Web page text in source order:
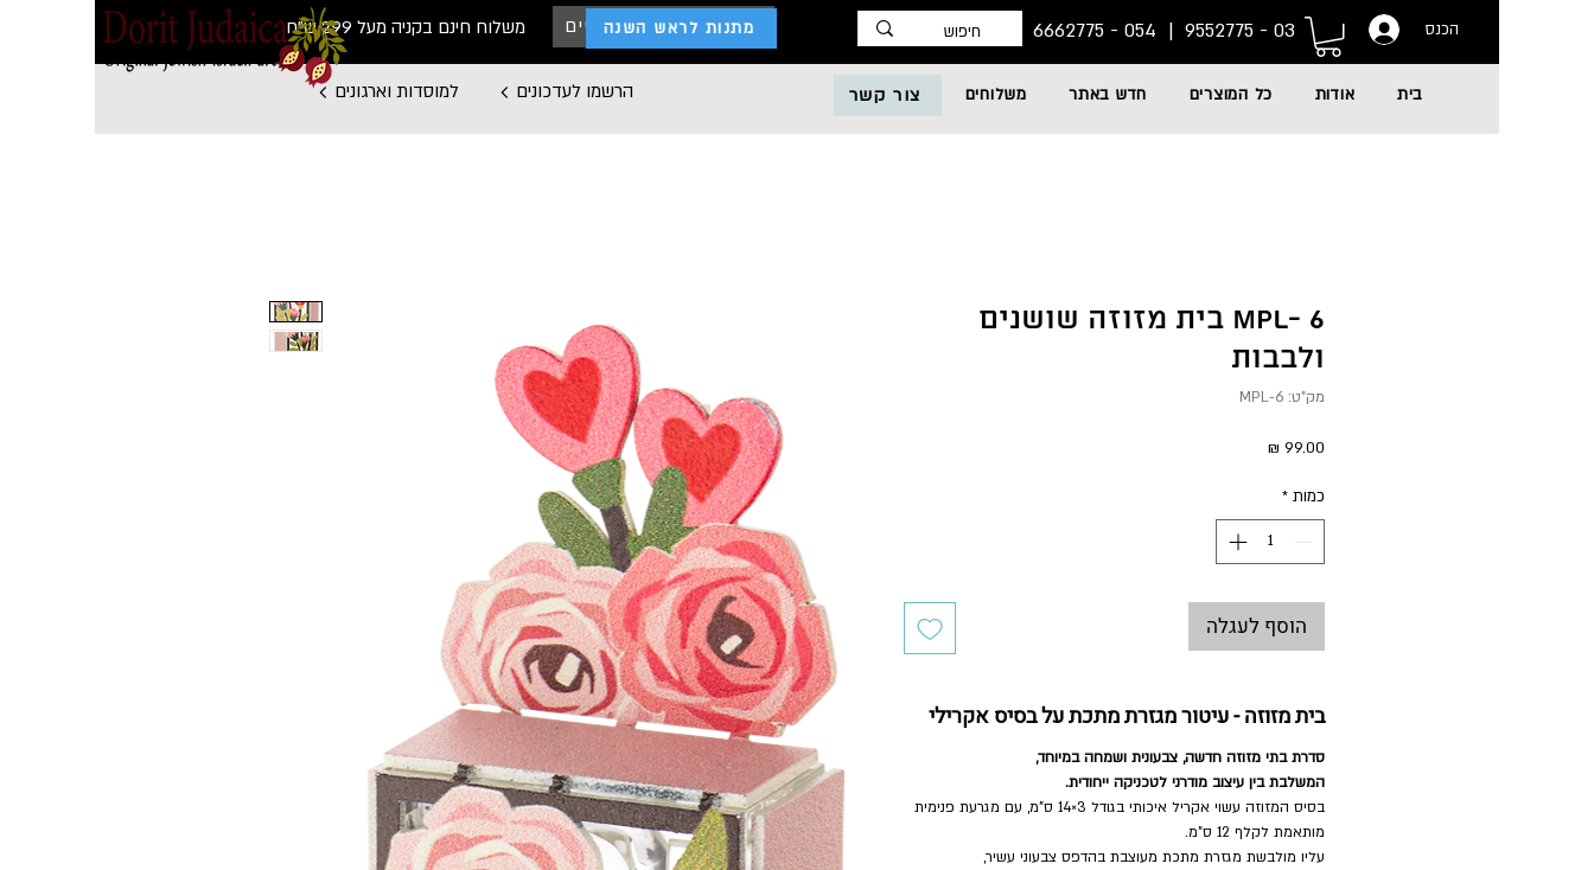
כניסת לקוחות עסקיים משלוח חינם בקניה מעל 299 ש"ח הכנס 03 - 9552775 | מתנות לראש השנה
הרשמו לעדכונים למוסדות וארגונים בית אודות כל המוצרים חדש באתר משלוחים צור קשר
MPL- 6 בית מזוזה שושנים
ולבבות
מק"ט: MPL-6
מחיר
כמות *
הוסף לעגלה
בית מזוזה - עיטור מגזרת מתכת על בסיס אקרילי
סדרת בתי מזוזה חדשה, צבעונית ושמחה במיוחד,
המשלבת בין עיצוב מודרני לטכניקה ייחודית.
בסיס המזוזה עשוי אקריל איכותי בגודל 3×14 ס"מ, עם מגרעת פנימית
מותאמת לקלף 12 ס"מ.
עליו מולבשת מגזרת מתכת מעוצבת בהדפס צבעוני עשיר,